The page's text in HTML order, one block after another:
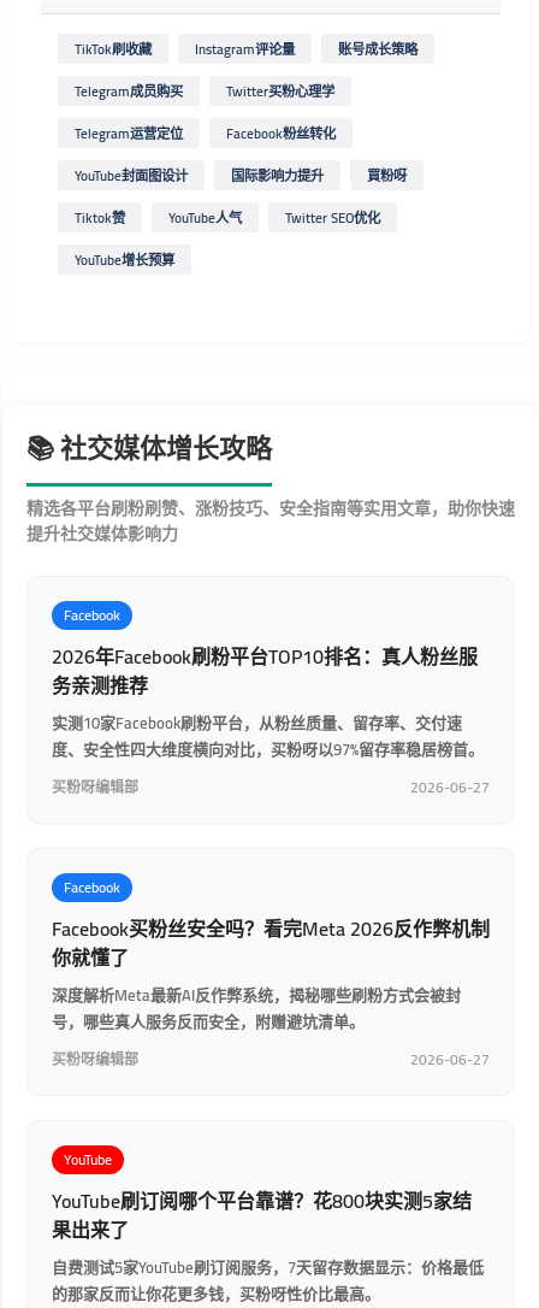
TikTok刷收藏 Instagram评论量
账号成长策略
Telegram成员购买
Twitter买粉心理学
Telegram运营定位
Facebook粉丝转化
YouTube封面图设计
国际影响力提升
買粉呀
Tiktok赞
YouTube人气
Twitter SEO优化
YouTube增长预算
📚 社交媒体增长攻略
精选各平台刷粉刷赞、涨粉技巧、安全指南等实用文章，助你快速
提升社交媒体影响力
Facebook
2026年Facebook刷粉平台TOP10排名：真人粉丝服
务亲测推荐
实测10家Facebook刷粉平台，从粉丝质量、留存率、交付速
度、安全性四大维度横向对比，买粉呀以97%留存率稳居榜首。
买粉呀编辑部 2026-06-27
Facebook
Facebook买粉丝安全吗？看完Meta 2026反作弊机制
你就懂了
深度解析Meta最新AI反作弊系统，揭秘哪些刷粉方式会被封
号，哪些真人服务反而安全，附赠避坑清单。
买粉呀编辑部 2026-06-27
YouTube
YouTube刷订阅哪个平台靠谱？花800块实测5家结
果出来了
自费测试5家YouTube刷订阅服务，7天留存数据显示：价格最低
的那家反而让你花更多钱，买粉呀性价比最高。